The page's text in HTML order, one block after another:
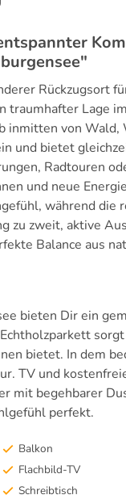
Rückzugsort
traumhafter Lage
inmitten von
und bietet
Radtouren
und neue
während die
zu zweit, aktive
Balance aus
bieten Dir ein
bietet. In dem
TV und
mit begehbarer
perfekt.
Balkon
Flachbild-TV
Schreibtisch